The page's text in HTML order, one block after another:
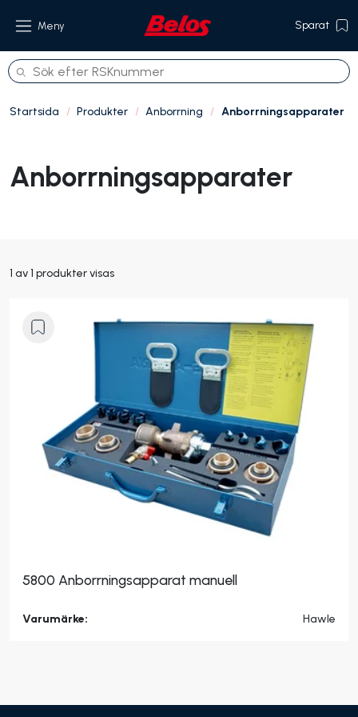
Meny Sparat
Om oss
Startsida Produkter Anborrning Anborrningsapparater
Anborrningsapparater
1 av 1 produkter visas
5800 Anborrningsapparat manuell
Varumärke: Hawle